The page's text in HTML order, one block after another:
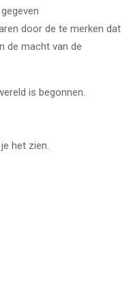
door de te merken dat
de macht van de
is begonnen.
het zien.